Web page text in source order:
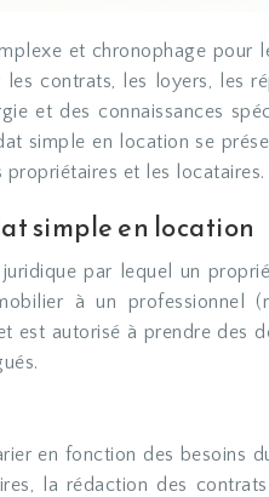
contrats, les loyers, les
et des connaissances
simple en location se
et les locataires.
simple en location
par lequel un
à un professionnel
est autorisé à prendre des
en fonction des besoins
la rédaction des